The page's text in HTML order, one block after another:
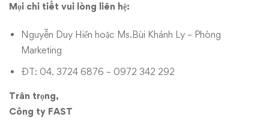
Mọi chi tiết vui lòng liên hệ:
Nguyễn Duy Hiển hoặc Ms.Bùi Khánh Ly – Phòng
Marketing
ĐT: 04. 3724 6876 – 0972 342 292
Trân trọng,
Công ty FAST